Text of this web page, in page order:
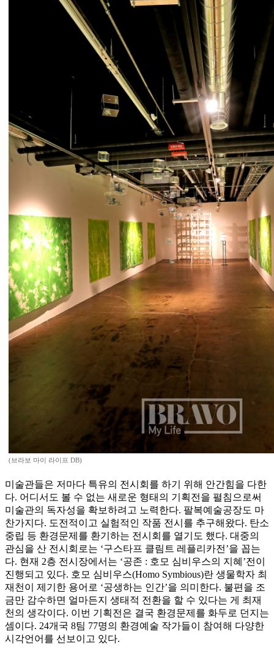
(브라보 마이 라이프 DB)
미술관들은 저마다 특유의 전시회를 하기 위해 안간힘을 다한
다. 어디서도 볼 수 없는 새로운 형태의 기획전을 펼침으로써
미술관의 독자성을 확보하려고 노력한다. 팔복예술공장도 마
찬가지다. 도전적이고 실험적인 작품 전시를 추구해왔다. 탄소
중립 등 환경문제를 환기하는 전시회를 열기도 했다. 대중의
관심을 산 전시회로는 ‘구스타프 클림트 레플리카전’을 꼽는
다. 현재 2층 전시장에서는 ‘공존 : 호모 심비우스의 지혜’전이
진행되고 있다. 호모 심비우스(Homo Symbious)란 생물학자 최
재천이 제기한 용어로 ‘공생하는 인간’을 의미한다. 불편을 조
금만 감수하면 얼마든지 생태적 전환을 할 수 있다는 게 최재
천의 생각이다. 이번 기획전은 결국 환경문제를 화두로 던지는
셈이다. 24개국 8팀 77명의 환경예술 작가들이 참여해 다양한
시각언어를 선보이고 있다.